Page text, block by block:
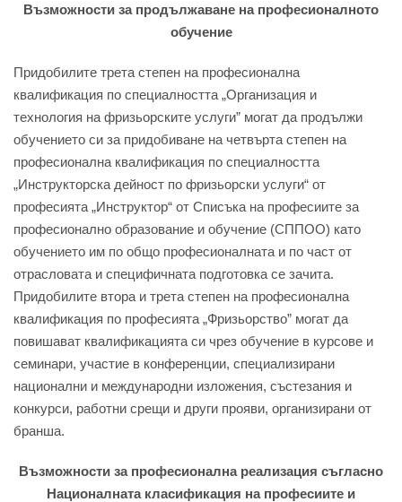
Възможности за продължаване на професионалното
обучение
Придобилите трета степен на професионална
квалификация по специалността „Организация и
технология на фризьорските услуги” могат да продължи
обучението си за придобиване на четвърта степен на
професионална квалификация по специалността
„Инструкторска дейност по фризьорски услуги“ от
професията „Инструктор“ от Списъка на професиите за
професионално образование и обучение (СППОО) като
обучението им по общо професионалната и по част от
отрасловата и специфичната подготовка се зачита.
Придобилите втора и трета степен на професионална
квалификация по професията „Фризьорство” могат да
повишават квалификацията си чрез обучение в курсове и
семинари, участие в конференции, специализирани
национални и международни изложения, състезания и
конкурси, работни срещи и други прояви, организирани от
бранша.
Възможности за професионална реализация съгласно
Националната класификация на професиите и